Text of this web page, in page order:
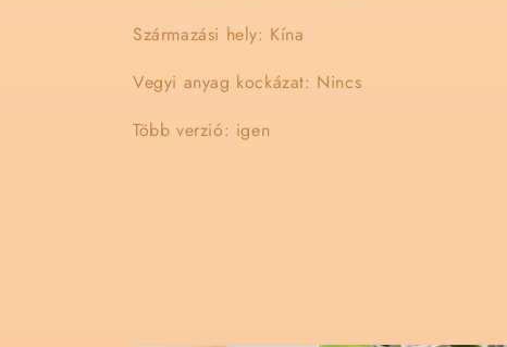
Származási hely: Kína
Vegyi anyag kockázat: Nincs
Több verzió: igen